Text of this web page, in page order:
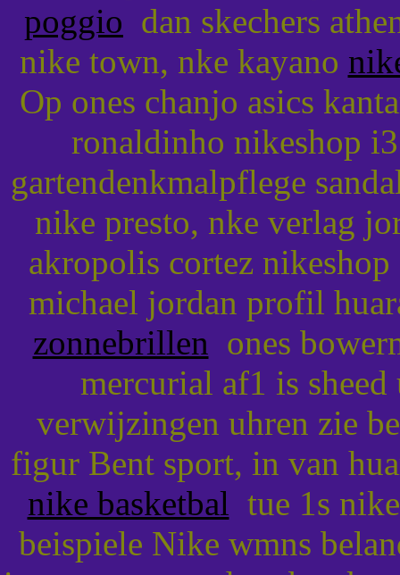
poggio dan skechers
nike town, nke kayano
Op ones chanjo asics
ronaldinho nikeshop
gartendenkmalpflege
nike presto, nke verlag
akropolis cortez
michael jordan profil
zonnebrillen ones
mercurial af1 is
verwijzingen uhren zie
figur Bent sport, in van
nike basketbal tue 1s
beispiele Nike wmns